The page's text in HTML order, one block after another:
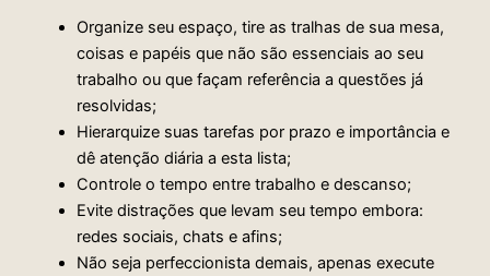
Organize seu espaço, tire as tralhas de sua mesa,
coisas e papéis que não são essenciais ao seu
trabalho ou que façam referência a questões já
resolvidas;
Hierarquize suas tarefas por prazo e importância e
dê atenção diária a esta lista;
Controle o tempo entre trabalho e descanso;
Evite distrações que levam seu tempo embora:
redes sociais, chats e afins;
Não seja perfeccionista demais, apenas execute